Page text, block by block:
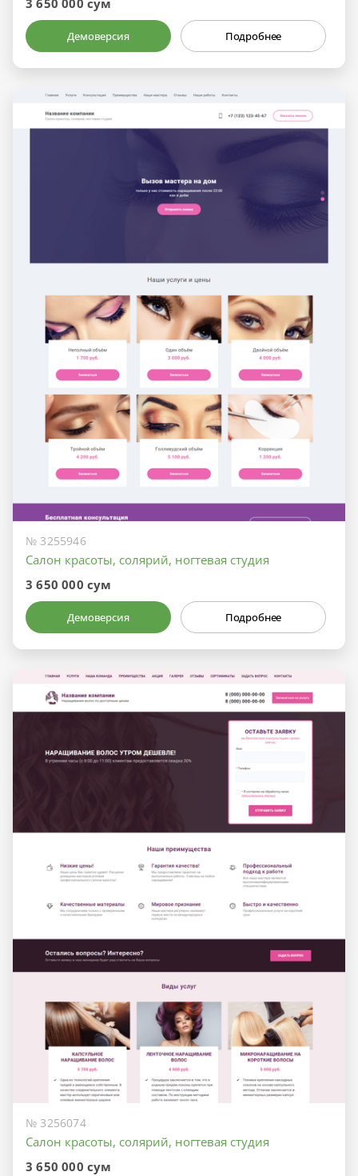
Демоверсия Подробнее
№ 3255946
Салон красоты, солярий, ногтевая студия
3 650 000 сум
Демоверсия Подробнее
№ 3256074
Салон красоты, солярий, ногтевая студия
3 650 000 сум